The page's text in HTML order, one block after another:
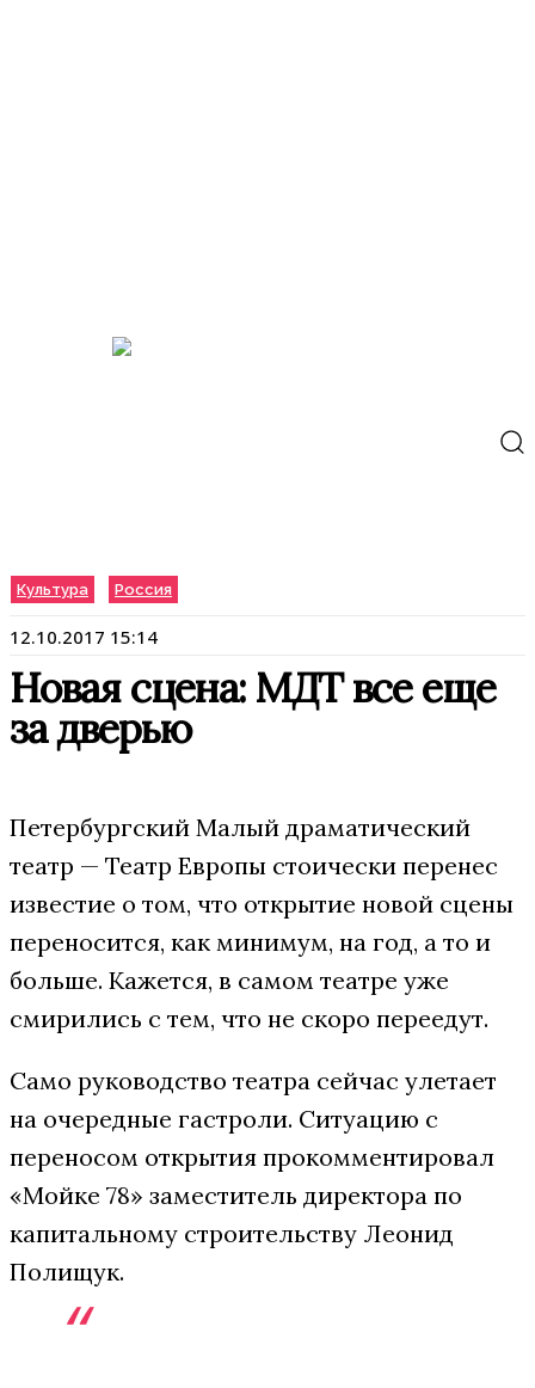
Культура Россия
12.10.2017 15:14
Новая сцена: МДТ все еще
за дверью
Петербургский Малый драматический
театр — Театр Европы стоически перенес
известие о том, что открытие новой сцены
переносится, как минимум, на год, а то и
больше. Кажется, в самом театре уже
смирились с тем, что не скоро переедут.
Само руководство театра сейчас улетает
на очередные гастроли. Ситуацию с
переносом открытия прокомментировал
«Мойке 78» заместитель директора по
капитальному строительству Леонид
Полищук.